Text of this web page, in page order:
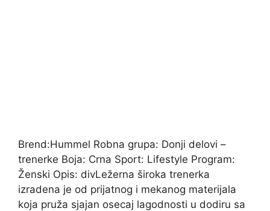
Brend:Hummel Robna grupa: Donji delovi –
trenerke Boja: Crna Sport: Lifestyle Program:
Ženski Opis: divLežerna široka trenerka
izradena je od prijatnog i mekanog materijala
koja pruža sjajan osecaj lagodnosti u dodiru sa